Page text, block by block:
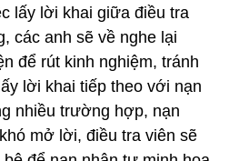
lấy lời khai giữa điều tra
các anh sẽ về nghe lại
để rút kinh nghiệm, tránh
lời khai tiếp theo với nạn
nhiều trường hợp, nạn
mở lời, điều tra viên sẽ